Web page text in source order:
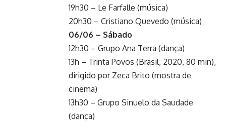
19h30 – Le Farfalle (música)
20h30 – Cristiano Quevedo (música)
06/06 – Sábado
12h30 – Grupo Ana Terra (dança)
13h – Trinta Povos (Brasil, 2020, 80 min),
dirigido por Zeca Brito (mostra de
cinema)
13h30 – Grupo Sinuelo da Saudade
(dança)